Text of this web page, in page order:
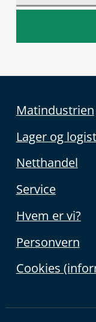
Matindustrien
Lager og
Netthandel
Service
Hvem er vi?
Personvern
Cookies